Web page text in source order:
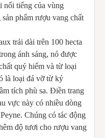
nổi tiếng của vùng
phẩm rượu vang chất
trải dài trên 100 hecta
ánh sáng, nó được
quý hiếm và từ loại
là loại đá vỡ từ kỷ
tích phù sa. Điền trang
vực này có nhiều dòng
Chúng có tác động
độ tươi cho rượu vang